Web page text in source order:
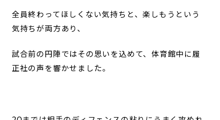
全員終わってほしくない気持ちと、楽しもうという
気持ちが両方あり、
試合前の円陣ではその思いを込めて、体育館中に履
正社の声を響かせました。